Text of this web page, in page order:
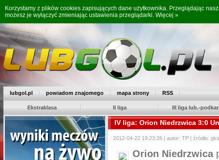
Korzystamy z plików cookies zapisujących dane użytkownika. Przeglądając
możesz je wyłączyć zmieniając ustawienia przeglądarki. Więcej »
lubgol.pl powiadom znajomego mapa strony RSS
Ekstraklasa II liga III liga lub.-
IV liga: Orion Niedrzwica 3:0
2012-04-22 19:23:26 | autor: TP | źródło:
Orion Niedrzwica